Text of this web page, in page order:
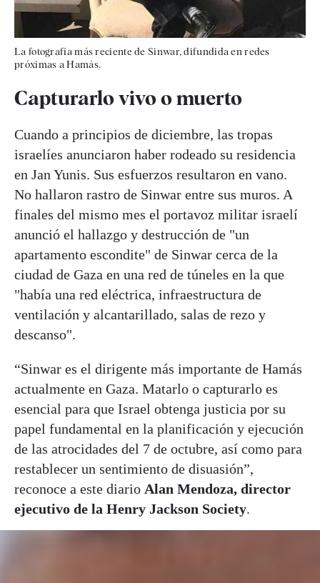
La fotografía más reciente de Sinwar, difundida en redes
próximas a Hamás.
Capturarlo vivo o muerto
Cuando a principios de diciembre, las tropas
israelíes anunciaron haber rodeado su residencia
en Jan Yunis. Sus esfuerzos resultaron en vano.
No hallaron rastro de Sinwar entre sus muros. A
finales del mismo mes el portavoz militar israelí
anunció el hallazgo y destrucción de "un
apartamento escondite" de Sinwar cerca de la
ciudad de Gaza en una red de túneles en la que
"había una red eléctrica, infraestructura de
ventilación y alcantarillado, salas de rezo y
descanso".
“Sinwar es el dirigente más importante de Hamás
actualmente en Gaza. Matarlo o capturarlo es
esencial para que Israel obtenga justicia por su
papel fundamental en la planificación y ejecución
de las atrocidades del 7 de octubre, así como para
restablecer un sentimiento de disuasión”,
reconoce a este diario Alan Mendoza, director
ejecutivo de la Henry Jackson Society.